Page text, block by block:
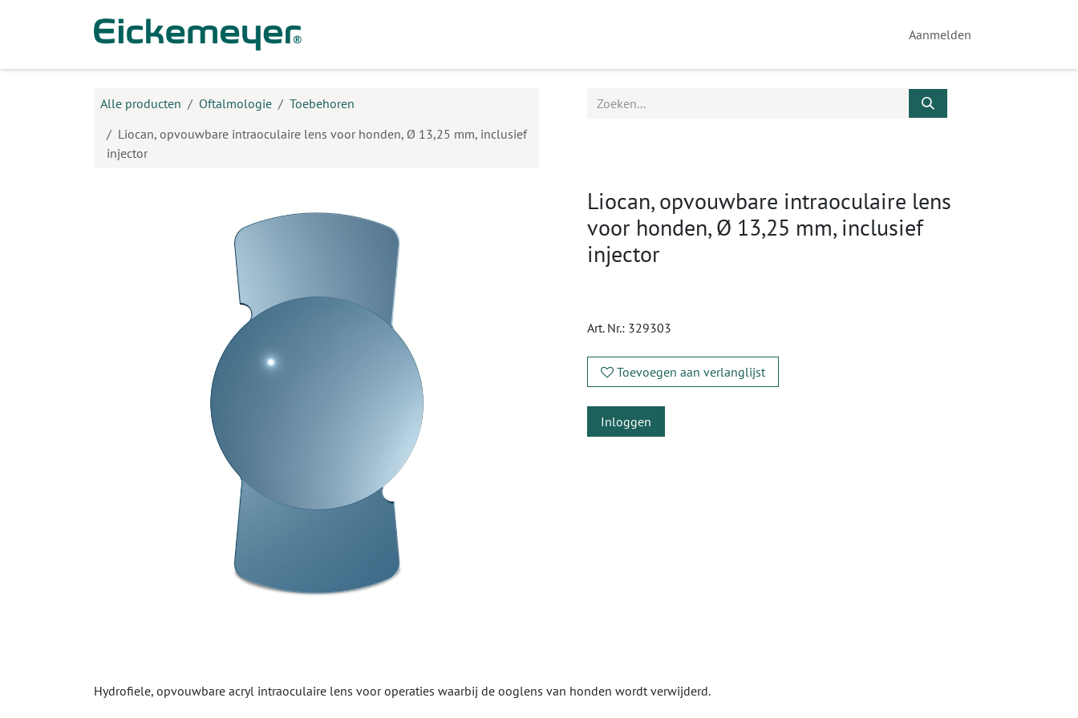
Aanmelden
Alle producten Oftalmologie
Toebehoren
Liocan, opvouwbare intraoculaire lens voor honden, Ø 13,25 mm, inclusief
injector
Liocan, opvouwbare intraoculaire lens
voor honden, Ø 13,25 mm, inclusief
injector
Art. Nr.: 329303
Toevoegen aan verlanglijst
Inloggen
Hydrofiele, opvouwbare acryl intraoculaire lens voor operaties waarbij de ooglens van honden wordt verwijderd.